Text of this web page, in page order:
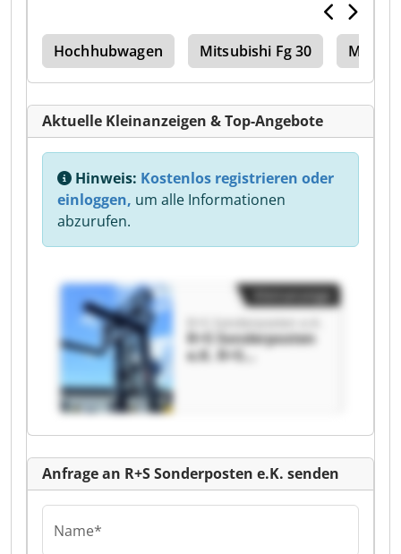
Hochhubwagen Mitsubishi Fg 30
Aktuelle Kleinanzeigen & Top-Angebote
Hinweis: Kostenlos registrieren oder
einloggen, um alle Informationen
abzurufen.
R+S Sonderposten e.K.
R+S Sonderposten
e.K. R+S
Anfrage an R+S Sonderposten e.K. senden
Name*